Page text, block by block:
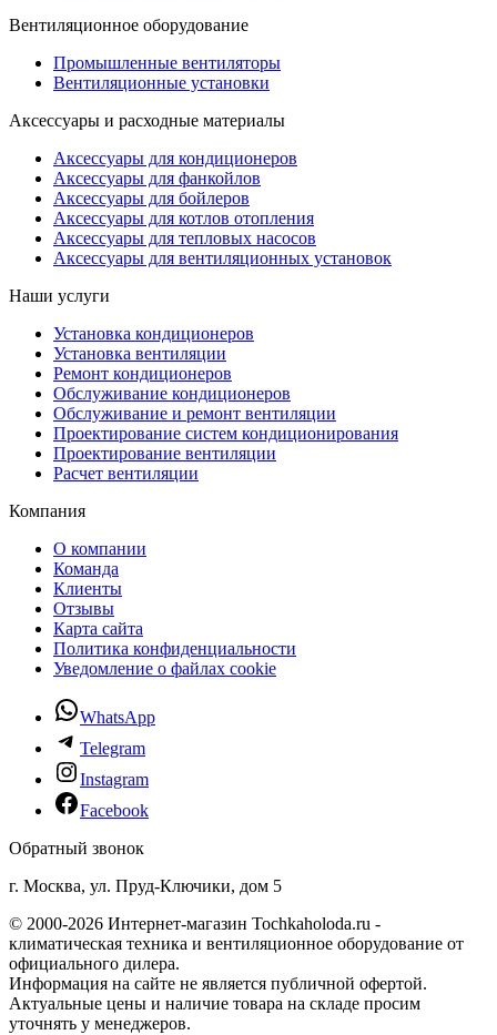
Вентиляционное оборудование
Промышленные вентиляторы
Вентиляционные установки
Аксессуары и расходные материалы
Аксессуары для кондиционеров
Аксессуары для фанкойлов
Аксессуары для бойлеров
Аксессуары для котлов отопления
Аксессуары для тепловых насосов
Аксессуары для вентиляционных установок
Наши услуги
Установка кондиционеров
Установка вентиляции
Ремонт кондиционеров
Обслуживание кондиционеров
Обслуживание и ремонт вентиляции
Проектирование систем кондиционирования
Проектирование вентиляции
Расчет вентиляции
Компания
О компании
Команда
Клиенты
Отзывы
Карта сайта
Политика конфиденциальности
Уведомление о файлах cookie
WhatsApp
Telegram
Instagram
Facebook
Обратный звонок
г. Москва, ул. Пруд-Ключики, дом 5
© 2000-2026 Интернет-магазин Tochkaholoda.ru -
климатическая техника и вентиляционное оборудование от
официального дилера.
Информация на сайте не является публичной офертой.
Актуальные цены и наличие товара на складе просим
уточнять у менеджеров.